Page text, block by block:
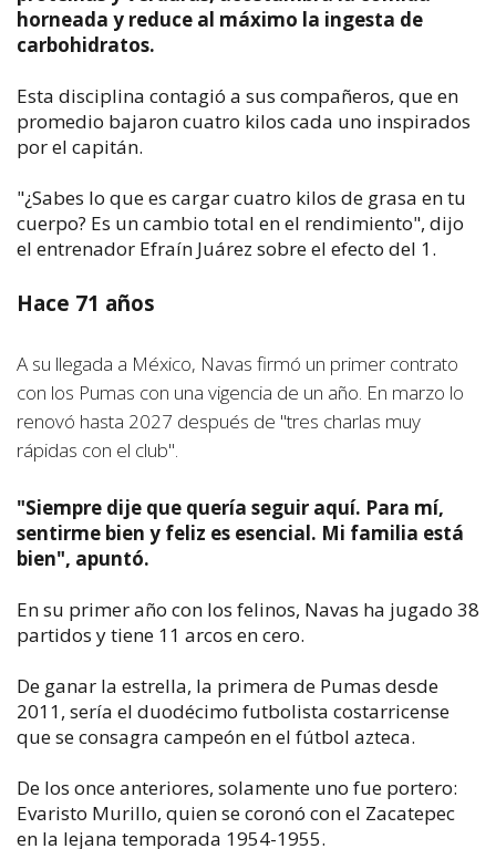
horneada y reduce al máximo la ingesta de
carbohidratos.
Esta disciplina contagió a sus compañeros, que en
promedio bajaron cuatro kilos cada uno inspirados
por el capitán.
"¿Sabes lo que es cargar cuatro kilos de grasa en tu
cuerpo? Es un cambio total en el rendimiento", dijo
el entrenador Efraín Juárez sobre el efecto del 1.
Hace 71 años
A su llegada a México, Navas firmó un primer contrato
con los Pumas con una vigencia de un año. En marzo lo
renovó hasta 2027 después de "tres charlas muy
rápidas con el club".
"Siempre dije que quería seguir aquí. Para mí,
sentirme bien y feliz es esencial. Mi familia está
bien", apuntó.
En su primer año con los felinos, Navas ha jugado 38
partidos y tiene 11 arcos en cero.
De ganar la estrella, la primera de Pumas desde
2011, sería el duodécimo futbolista costarricense
que se consagra campeón en el fútbol azteca.
De los once anteriores, solamente uno fue portero:
Evaristo Murillo, quien se coronó con el Zacatepec
en la lejana temporada 1954-1955.